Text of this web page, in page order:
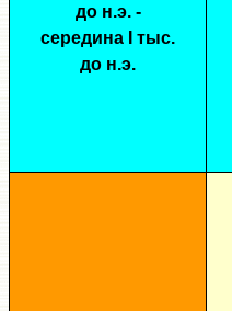
до н.э. -
середина I тыс.
до н.э.